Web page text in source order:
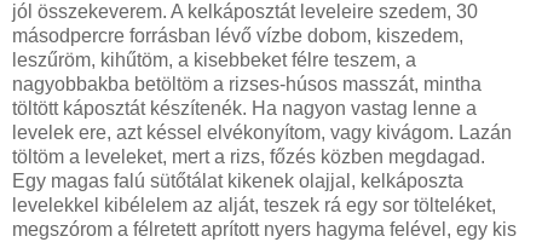
jól összekeverem. A kelkáposztát leveleire szedem, 30
másodpercre forrásban lévő vízbe dobom, kiszedem,
leszűröm, kihűtöm, a kisebbeket félre teszem, a
nagyobbakba betöltöm a rizses-húsos masszát, mintha
töltött káposztát készítenék. Ha nagyon vastag lenne a
levelek ere, azt késsel elvékonyítom, vagy kivágom. Lazán
töltöm a leveleket, mert a rizs, főzés közben megdagad.
Egy magas falú sütőtálat kikenek olajjal, kelkáposzta
levelekkel kibélelem az alját, teszek rá egy sor tölteléket,
megszórom a félretett aprított nyers hagyma felével, egy kis